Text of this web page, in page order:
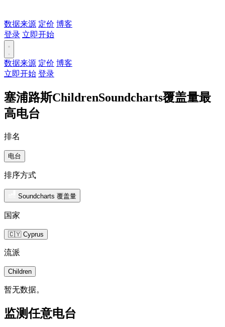
数据来源 定价 博客
登录 立即开始
数据来源 定价 博客
立即开始 登录
塞浦路斯ChildrenSoundcharts覆盖量最
高电台
排名
电台
排序方式
Soundcharts 覆盖量
国家
🇨🇾 Cyprus
流派
Children
暂无数据。
监测任意电台